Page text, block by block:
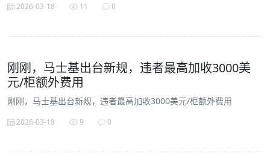
2026-03-18 11 0
刚刚，马士基出台新规，违者最高加收3000美
元/柜额外费用
刚刚，马士基出台新规，违者最高加收3000美元/柜额外费用
2026-03-18 9 0